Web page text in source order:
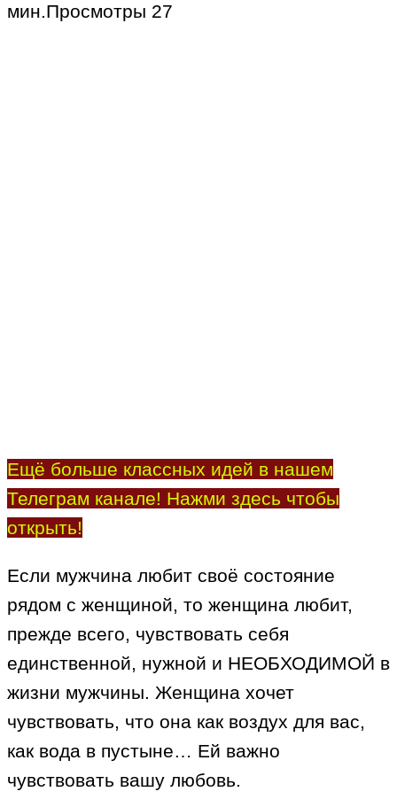
мин.Просмотры 27
Ещё больше классных идей в нашем
Телеграм канале! Нажми здесь чтобы
открыть!
Если мужчина любит своё состояние
рядом с женщиной, то женщина любит,
прежде всего, чувствовать себя
единственной, нужной и НЕОБХОДИМОЙ в
жизни мужчины. Женщина хочет
чувствовать, что она как воздух для вас,
как вода в пустыне… Ей важно
чувствовать вашу любовь.